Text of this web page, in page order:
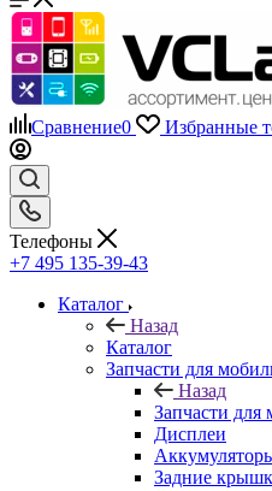
Сравнение0 Избранные
Телефоны
+7 495 135-39-43
Каталог
Назад
Каталог
Запчасти для
Назад
Запчасти для
Дисплеи
Задние